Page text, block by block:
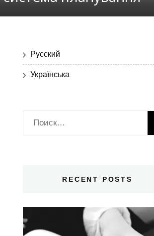
Русский
Українська
Найти:
RECENT POSTS